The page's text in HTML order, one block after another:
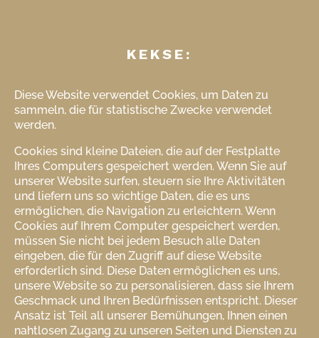
KEKSE:
Diese Website verwendet Cookies, um Daten zu
sammeln, die für statistische Zwecke verwendet
werden.
Cookies sind kleine Dateien, die auf der Festplatte
Ihres Computers gespeichert werden. Wenn Sie auf
unserer Website surfen, steuern sie Ihre Aktivitäten
und liefern uns so wichtige Daten, die es uns
ermöglichen, die Navigation zu erleichtern. Wenn
Cookies auf Ihrem Computer gespeichert werden,
müssen Sie nicht bei jedem Besuch alle Daten
eingeben, die für den Zugriff auf diese Website
erforderlich sind. Diese Daten ermöglichen es uns,
unsere Website so zu personalisieren, dass sie Ihrem
Geschmack und Ihren Bedürfnissen entspricht. Dieser
Ansatz ist Teil all unserer Bemühungen, Ihnen einen
nahtlosen Zugang zu unseren Seiten und Diensten zu